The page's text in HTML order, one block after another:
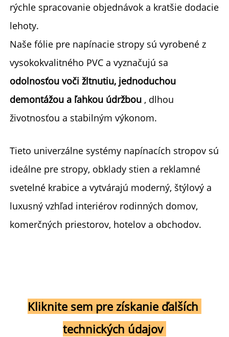
rýchle spracovanie objednávok a kratšie dodacie
lehoty.
Naše fólie pre napínacie stropy sú vyrobené z
odolnosťou voči žltnutiu, jednoduchou
demontážou a ľahkou údržbou , dlhou
životnosťou a stabilným výkonom.
Tieto univerzálne systémy napínacích stropov sú
ideálne pre stropy, obklady stien a reklamné
svetelné krabice a vytvárajú moderný, štýlový a
luxusný vzhľad interiérov rodinných domov,
komerčných priestorov, hotelov a obchodov.
Kliknite sem pre získanie ďalších
technických údajov